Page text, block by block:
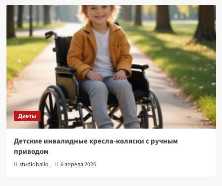
Диеты
Детские инвалидные кресла-коляски с ручным
приводом
studiohallo_ 6 апреля 2026